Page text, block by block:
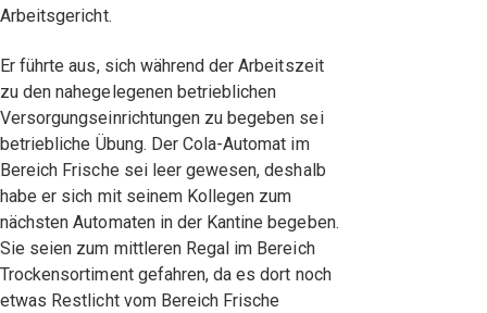
Arbeitsgericht.
Er führte aus, sich während der Arbeitszeit
zu den nahegelegenen betrieblichen
Versorgungseinrichtungen zu begeben sei
betriebliche Übung. Der Cola-Automat im
Bereich Frische sei leer gewesen, deshalb
habe er sich mit seinem Kollegen zum
nächsten Automaten in der Kantine begeben.
Sie seien zum mittleren Regal im Bereich
Trockensortiment gefahren, da es dort noch
etwas Restlicht vom Bereich Frische